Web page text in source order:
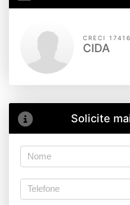
CRECI
CIDA
Solicite